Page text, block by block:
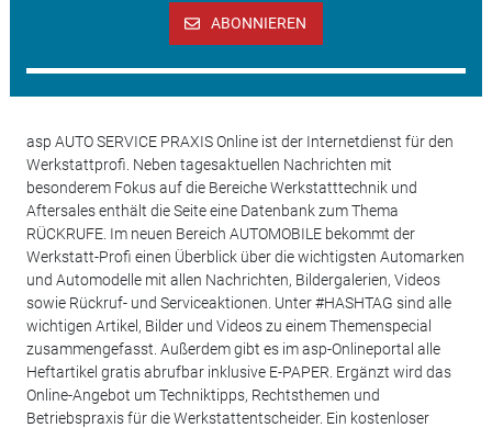
ABONNIEREN
asp AUTO SERVICE PRAXIS Online ist der Internetdienst für den
Werkstattprofi. Neben tagesaktuellen Nachrichten mit
besonderem Fokus auf die Bereiche Werkstatttechnik und
Aftersales enthält die Seite eine Datenbank zum Thema
RÜCKRUFE. Im neuen Bereich AUTOMOBILE bekommt der
Werkstatt-Profi einen Überblick über die wichtigsten Automarken
und Automodelle mit allen Nachrichten, Bildergalerien, Videos
sowie Rückruf- und Serviceaktionen. Unter #HASHTAG sind alle
wichtigen Artikel, Bilder und Videos zu einem Themenspecial
zusammengefasst. Außerdem gibt es im asp-Onlineportal alle
Heftartikel gratis abrufbar inklusive E-PAPER. Ergänzt wird das
Online-Angebot um Techniktipps, Rechtsthemen und
Betriebspraxis für die Werkstattentscheider. Ein kostenloser